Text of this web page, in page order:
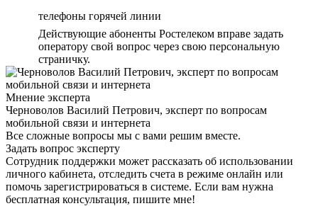
телефоны горячей линии
Действующие абоненты Ростелеком вправе задать
оператору свой вопрос через свою персональную
страничку.
Мнение эксперта
Черноволов Василий Петрович, эксперт по вопросам
мобильной связи и интернета
Все сложные вопросы мы с вами решим вместе.
Задать вопрос эксперту
Сотрудник поддержки может рассказать об использовании
личного кабинета, отследить счета в режиме онлайн или
помочь зарегистрироваться в системе. Если вам нужна
бесплатная консультация, пишите мне!